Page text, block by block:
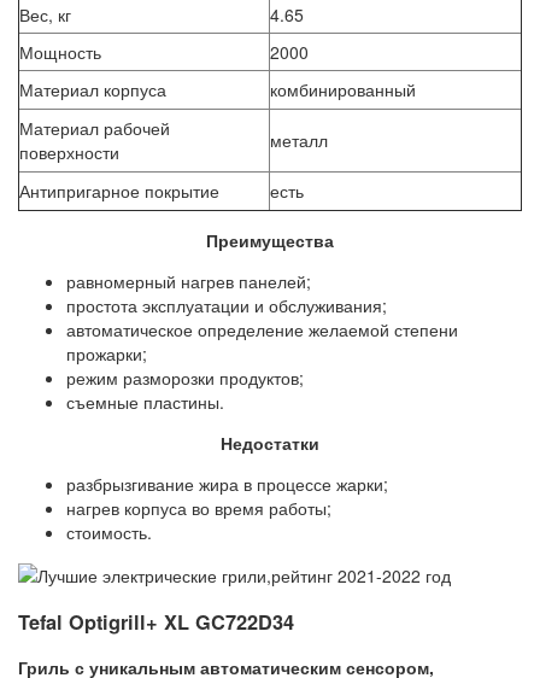
Вес, кг
4.65
Мощность
2000
Материал корпуса
комбинированный
Материал рабочей
поверхности
металл
Антипригарное покрытие есть
Преимущества
равномерный нагрев панелей;
простота эксплуатации и обслуживания;
автоматическое определение желаемой степени
прожарки;
режим разморозки продуктов;
съемные пластины.
Недостатки
разбрызгивание жира в процессе жарки;
нагрев корпуса во время работы;
стоимость.
Tefal Optigrill+ XL GC722D34
Гриль с уникальным автоматическим сенсором,